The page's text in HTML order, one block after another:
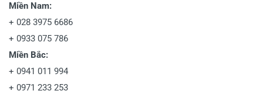
Miền Nam:
+ 028 3975 6686
+ 0933 075 786
Miền Bắc:
+ 0941 011 994
+ 0971 233 253